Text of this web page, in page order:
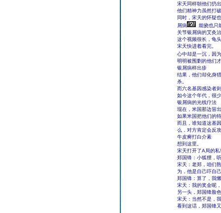
宋天同样朝他们扔
他们精神力虽然打
同时，宋天的怀疑
屑病
能挠也只
关节银屑病的艾灸
这个视频很长，龟
宋天快进着看完。
心中却是一沉，因
明明被围剿的他们
银屑病样出疹
结果，他们却化身
杀。
而六名基因感染者
如今这个年代，很
银屑病的光线疗法
现在，米国那边冒
如果米国把他们的
而且，谁知道这基
么，对方肯定会反
牛皮癣打白介素
想到这里。
宋天打开了A局的
郑国锋：小狐狸，
宋天：老郑，咱们
为，他是自己吓自
郑国锋：算了，我
宋天：我的奖金呢
另一头，郑国锋脸
宋天：当然不是，
看到这话，郑国锋